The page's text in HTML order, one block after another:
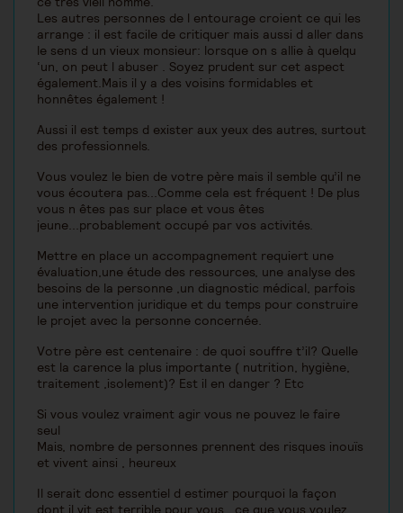
Les autres personnes de l entourage croient ce qui les
arrange : il est facile de critiquer mais aussi d aller dans
le sens d un vieux monsieur: lorsque on s allie à quelqu
‘un, on peut l abuser . Soyez prudent sur cet aspect
également.Mais il y a des voisins formidables et
honnêtes également !
Aussi il est temps d exister aux yeux des autres, surtout
des professionnels.
Vous voulez le bien de votre père mais il semble qu’il ne
vous écoutera pas...Comme cela est fréquent ! De plus
vous n êtes pas sur place et vous êtes
jeune...probablement occupé par vos activités.
Mettre en place un accompagnement requiert une
évaluation,une étude des ressources, une analyse des
besoins de la personne ,un diagnostic médical, parfois
une intervention juridique et du temps pour construire
le projet avec la personne concernée.
Votre père est centenaire : de quoi souffre t’il? Quelle
est la carence la plus importante ( nutrition, hygiène,
traitement ,isolement)? Est il en danger ? Etc
Si vous voulez vraiment agir vous ne pouvez le faire
seul
Mais, nombre de personnes prennent des risques inouïs
et vivent ainsi , heureux
Il serait donc essentiel d estimer pourquoi la façon
dont il vit est terrible pour vous , ce que vous voulez